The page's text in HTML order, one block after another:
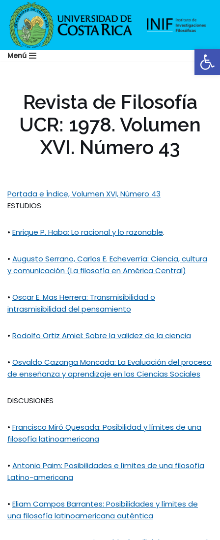
Saltar
al
contenido
Menú
Revista de Filosofía
UCR: 1978. Volumen
XVI. Número 43
Portada e Índice, Volumen XVI, Número 43
ESTUDIOS
• Enrique P. Haba: Lo racional y lo razonable.
• Augusto Serrano, Carlos E. Echeverría: Ciencia, cultura
y comunicación (La filosofía en América Central)
• Oscar E. Mas Herrera: Transmisibilidad o
intrasmisibilidad del pensamiento
• Rodolfo Ortiz Amiel: Sobre la validez de la ciencia
• Osvaldo Cazanga Moncada: La Evaluación del proceso
de enseñanza y aprendizaje en las Ciencias Sociales
DISCUSIONES
• Francisco Miró Quesada: Posibilidad y límites de una
filosofía latinoamericana
• Antonio Paim: Posibilidades e límites de una filosofía
Latino-americana
• Eliam Campos Barrantes: Posibilidades y límites de
una filosofía latinoamericana auténtica